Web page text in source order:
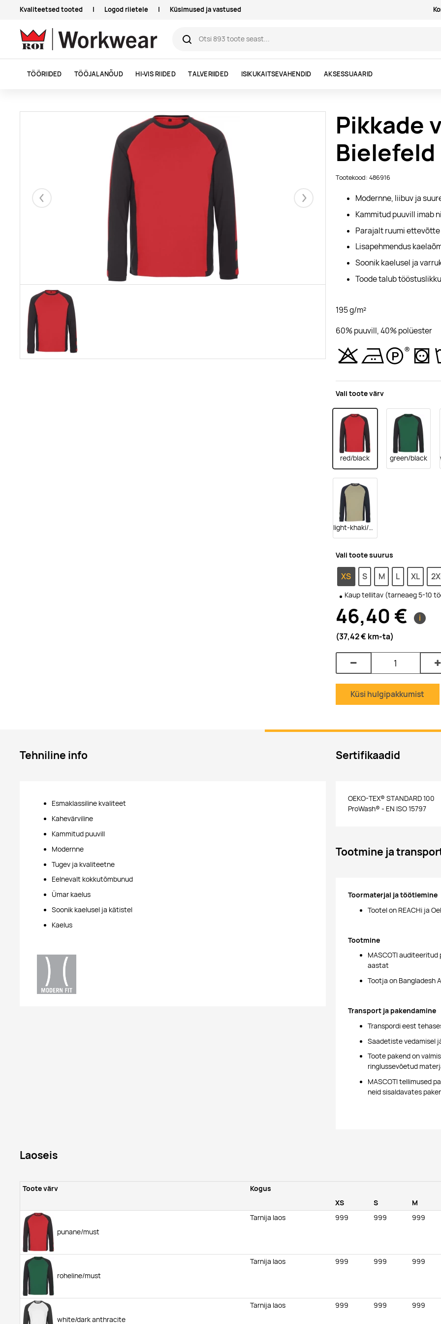
Kvaliteetsed tooted | Logod riietele | Küsimused ja vastused
TÖÖRIIDED TÖÖJALANÕUD HI-VIS RIIDED TALVERIIDED ISIKUKAITSEVAHENDID AKSESSUAARID
Eelmised Järgmised
Pikkade
Bielefeld
Tootekood: 486916
Modernne, liibuv ja
Kammitud puuvill imab
Parajalt ruumi
Lisapehmendus
Soonik kaelusel ja
Toode talub
195 g/m²
60% puuvill, 40% polüester
Vali toote värv
red/black green/black
light-khaki/black
Vali toote suurus
XS S M L XL
Kaup tellitav (tarneaeg 5-10
46,40 €
i
(37,42 € km-ta)
Küsi hulgipakkumist
Tehniline info
Esmaklassiline kvaliteet
Kahevärviline
Kammitud puuvill
Modernne
Tugev ja kvaliteetne
Eelnevalt kokkutõmbunud
Ümar kaelus
Soonik kaelusel ja kätistel
Kaelus
Sertifikaadid
OEKO-TEX® STANDARD 100
ProWash® - EN ISO 15797
Tootmine ja
Toormaterjal ja töötlemine
Tootel on REACHi ja
Tootmine
MASCOTI
aastat
Tootja on Bangladesh
Transport ja pakendamine
Transpordi eest
Saadetiste vedamisel
Toote pakend on
ringlussevõetud
MASCOTI tellimused
neid sisaldavates
Laoseis
Toote värv
Kogus
XS
S M
punane/must
Tarnija laos 999 999 999
roheline/must
Tarnija laos 999 999 999
white/dark anthracite
Tarnija laos 999 999 999